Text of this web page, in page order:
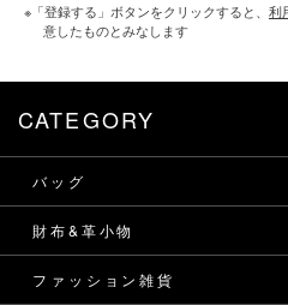
※「登録する」ボタンをクリックすると、 利
意したものとみなします
CATEGORY
バッグ
財布&革小物
ファッション雑貨